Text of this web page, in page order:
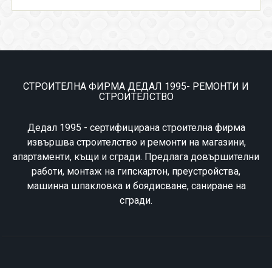
СТРОИТЕЛНА ФИРМА ДЕДАЛ 1995- РЕМОНТИ И
СТРОИТЕЛСТВО
Дедал 1995 - сертифицирана строителна фирма
извършва строителство и ремонти на магазини,
апартаменти, къщи и сгради. Предлага довършителни
работи, монтаж на гипскартон, преустройства,
машинна шпакловка и боядисване, саниране на
сгради.